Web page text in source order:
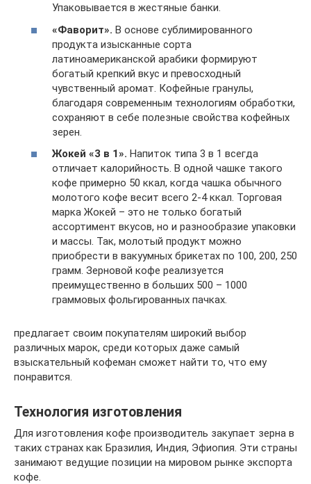
Упаковывается в жестяные банки.
«Фаворит». В основе сублимированного
продукта изысканные сорта
латиноамериканской арабики формируют
богатый крепкий вкус и превосходный
чувственный аромат. Кофейные гранулы,
благодаря современным технологиям обработки,
сохраняют в себе полезные свойства кофейных
зерен.
Жокей «3 в 1». Напиток типа 3 в 1 всегда
отличает калорийность. В одной чашке такого
кофе примерно 50 ккал, когда чашка обычного
молотого кофе весит всего 2-4 ккал. Торговая
марка Жокей – это не только богатый
ассортимент вкусов, но и разнообразие упаковки
и массы. Так, молотый продукт можно
приобрести в вакуумных брикетах по 100, 200, 250
грамм. Зерновой кофе реализуется
преимущественно в больших 500 – 1000
граммовых фольгированных пачках.
предлагает своим покупателям широкий выбор
различных марок, среди которых даже самый
взыскательный кофеман сможет найти то, что ему
понравится.
Технология изготовления
Для изготовления кофе производитель закупает зерна в
таких странах как Бразилия, Индия, Эфиопия. Эти страны
занимают ведущие позиции на мировом рынке экспорта
кофе.